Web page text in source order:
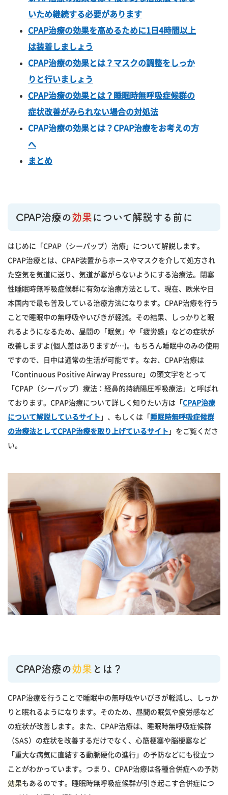
いため継続する必要があります
CPAP治療の効果を高めるために1日4時間以上
は装着しましょう
CPAP治療の効果とは？マスクの調整をしっか
りと行いましょう
CPAP治療の効果とは？睡眠時無呼吸症候群の
症状改善がみられない場合の対処法
CPAP治療の効果とは？CPAP治療をお考えの方
へ
まとめ
CPAP治療の効果 について解説する前に
はじめに「CPAP（シーパップ）治療」について解説します。
CPAP治療とは、CPAP装置からホースやマスクを介して処方され
た空気を気道に送り、気道が塞がらないようにする治療法。閉塞
性睡眠時無呼吸症候群に有効な治療方法として、現在、欧米や日
本国内で最も普及している治療方法になります。CPAP治療を行う
ことで睡眠中の無呼吸やいびきが軽減。その結果、しっかりと眠
れるようになるため、昼間の「眠気」や「疲労感」などの症状が
改善しますよ(個人差はありますが…)。もちろん睡眠中のみの使用
ですので、日中は通常の生活が可能です。なお、CPAP治療は
「Continuous Positive Airway Pressure」の頭文字をとって
「CPAP（シーパップ）療法：経鼻的持続陽圧呼吸療法」と呼ばれ
ております。CPAP治療について詳しく知りたい方は「 CPAP治療
について解説しているサイト 」、もしくは「 睡眠時無呼吸症候群
の治療法としてCPAP治療を取り上げているサイト 」をご覧くださ
い。
CPAP治療の効果 とは？
CPAP治療を行うことで睡眠中の無呼吸やいびきが軽減し、しっか
りと眠れるようになります。そのため、昼間の眠気や疲労感など
の症状が改善します。また、CPAP治療は、睡眠時無呼吸症候群
（SAS）の症状を改善するだけでなく、心筋梗塞や脳梗塞など
「重大な病気に直結する動脈硬化の進行」の予防などにも役立つ
ことがわかっています。つまり、CPAP治療は各種合併症への予防
効果もあるのです。睡眠時無呼吸症候群が引き起こす合併症につ